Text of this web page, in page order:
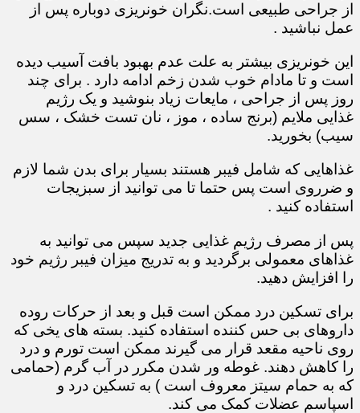
از جراحی طبیعی است.نگران خونریزی دوباره پس از
عمل نباشید .
این خونریزی بیشتر به علت عدم بهبود بافت آسیب دیده
است و تا مادام خوب شدن زخم ادامه دارد . برای چند
روز پس از جراحی ، مایعات زیاد بنوشید و یک رژیم
غذایی ملایم (برنج ساده ، موز ، نان تست خشک ، سس
سیب) بخورید.
غذاهایی که شامل فیبر هستند بسیار برای بدن شما لازم
و ضرروی است پس حتما تا می توانید از سبزیجات
استفاده کنید .
پس از مصرف رژیم غذایی جدید سپس می توانید به
غذاهای معمولی برگردید و به تدریج میزان فیبر رژیم خود
را افزایش دهید.
برای تسکین درد ممکن است قبل و بعد از حرکات روده
داروهای بی حس کننده استفاده کنید. بسته های یخی که
روی ناحیه مقعد قرار می گیرند ممکن است تورم و درد
را کاهش دهند. غوطه ور شدن مکرر در آب گرم (حمامی
که به حمام سیتز معروف است ) به تسکین درد و
اسپاسم عضلات کمک می کند.